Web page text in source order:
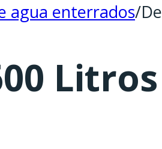
agua enterrados/